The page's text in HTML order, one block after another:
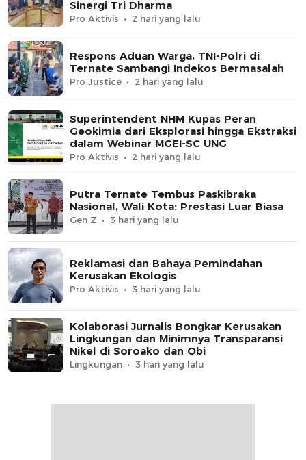
Sinergi Tri Dharma
Pro Aktivis 2 hari yang lalu
Respons Aduan Warga, TNI-Polri di
Ternate Sambangi Indekos Bermasalah
Pro Justice 2 hari yang lalu
Superintendent NHM Kupas Peran
Geokimia dari Eksplorasi hingga Ekstraksi
dalam Webinar MGEI-SC UNG
Pro Aktivis 2 hari yang lalu
Putra Ternate Tembus Paskibraka
Nasional, Wali Kota: Prestasi Luar Biasa
Gen Z 3 hari yang lalu
Reklamasi dan Bahaya Pemindahan
Kerusakan Ekologis
Pro Aktivis 3 hari yang lalu
Kolaborasi Jurnalis Bongkar Kerusakan
Lingkungan dan Minimnya Transparansi
Nikel di Soroako dan Obi
Lingkungan 3 hari yang lalu